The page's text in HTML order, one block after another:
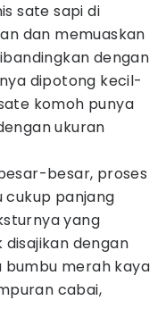
sate sapi di
dan memuaskan
dengan
dipotong kecil-
komoh punya
ukuran
besar, proses
cukup panjang
yang
dengan
bumbu merah kaya
cabai,